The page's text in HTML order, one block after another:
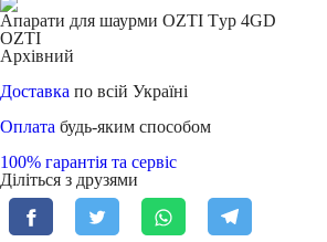
Апарати для шаурми OZTI Тyp 4GD
OZTI
Архівний
Доставка по всій Україні
Оплата будь-яким способом
100% гарантія та сервіс
Діліться з друзями